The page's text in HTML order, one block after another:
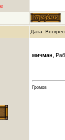
Дата:
мичман ,
Громов